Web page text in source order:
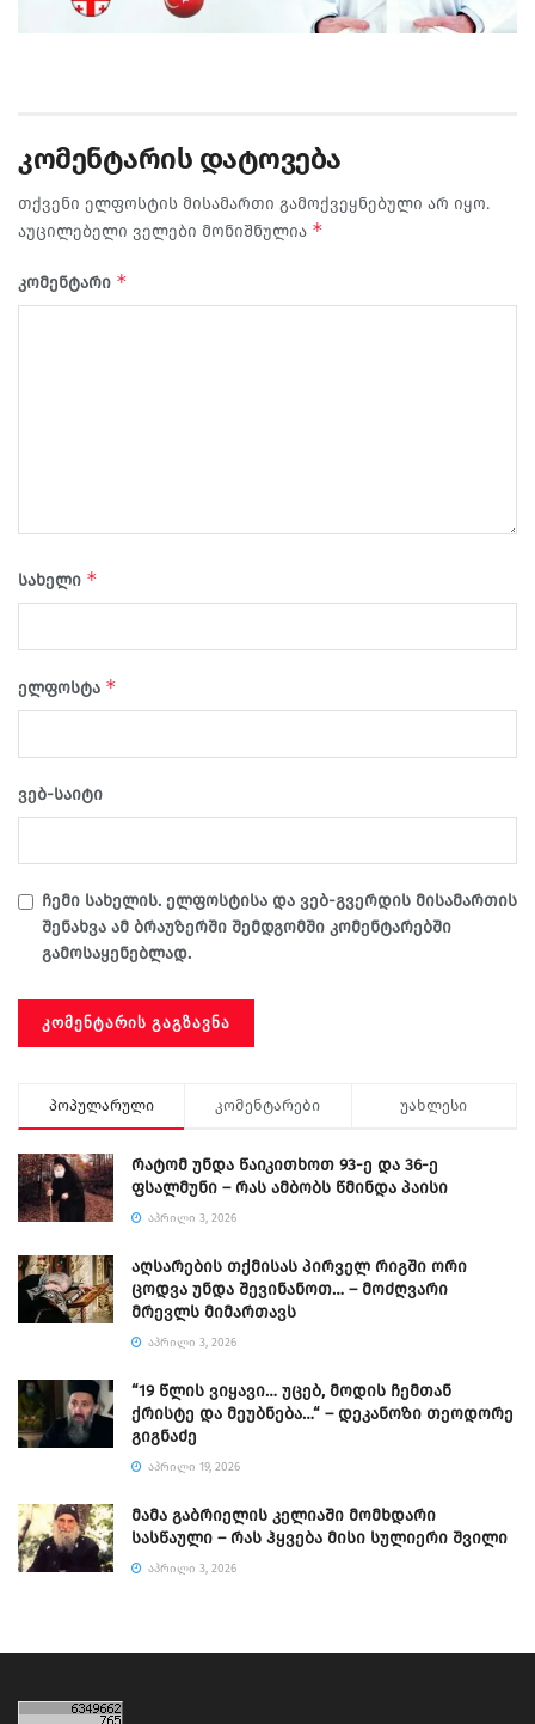
კომენტარის დატოვება
თქვენი ელფოსტის მისამართი გამოქვეყნებული არ იყო.
აუცილებელი ველები მონიშნულია *
კომენტარი *
სახელი *
ელფოსტა *
ვებ-საიტი
ჩემი სახელის. ელფოსტისა და ვებ-გვერდის მისამართის
შენახვა ამ ბრაუზერში შემდგომში კომენტარებში
გამოსაყენებლად.
პოპულარული კომენტარები უახლესი
რატომ უნდა წაიკითხოთ 93-ე და 36-ე
ფსალმუნი – რას ამბობს წმინდა პაისი
ᲐᲞᲠᲘᲚᲘ 3, 2026
აღსარების თქმისას პირველ რიგში ორი
ცოდვა უნდა შევინანოთ… – მოძღვარი
მრევლს მიმართავს
ᲐᲞᲠᲘᲚᲘ 3, 2026
“19 წლის ვიყავი… უცებ, მოდის ჩემთან
ქრისტე და მეუბნება…“ – დეკანოზი თეოდორე
გიგნაძე
ᲐᲞᲠᲘᲚᲘ 19, 2026
მამა გაბრიელის კელიაში მომხდარი
სასწაული – რას ჰყვება მისი სულიერი შვილი
ᲐᲞᲠᲘᲚᲘ 3, 2026